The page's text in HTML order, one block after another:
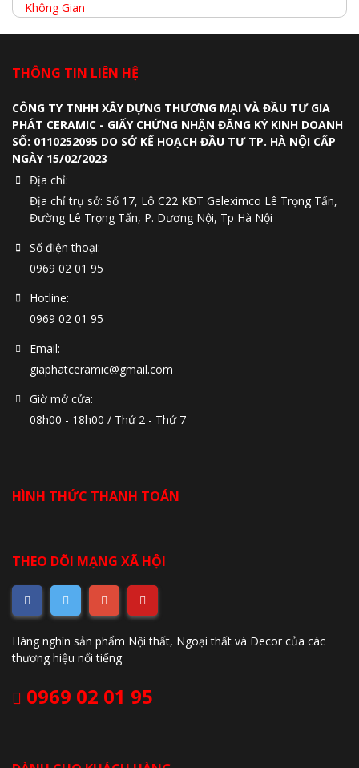
THÔNG TIN LIÊN HỆ
CÔNG TY TNHH XÂY DỰNG THƯƠNG MẠI VÀ ĐẦU TƯ GIA
PHÁT CERAMIC - GIẤY CHỨNG NHẬN ĐĂNG KÝ KINH DOANH
SỐ: 0110252095 DO SỞ KẾ HOẠCH ĐẦU TƯ TP. HÀ NỘI CẤP
NGÀY 15/02/2023
Địa chỉ:
Địa chỉ trụ sở: Số 17, Lô C22 KĐT Geleximco Lê Trọng Tấn,
Đường Lê Trọng Tấn, P. Dương Nội, Tp Hà Nội
Số điện thoại:
0969 02 01 95
Hotline:
0969 02 01 95
Email:
giaphatceramic@gmail.com
Giờ mở cửa:
08h00 - 18h00 / Thứ 2 - Thứ 7
HÌNH THỨC THANH TOÁN
THEO DÕI MẠNG XÃ HỘI
Hàng nghìn sản phẩm Nội thất, Ngoại thất và Decor của các
thương hiệu nổi tiếng
0969 02 01 95